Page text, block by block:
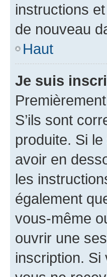
instructions
de nouveau
Haut
Je suis
S’ils sont
produite. Si
avoir en
les
également
vous-même
ouvrir une
inscription.